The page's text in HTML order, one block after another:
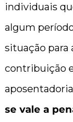
individuais
algum
situação
contribuição
se vale a